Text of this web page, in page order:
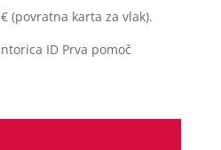
(povratna karta za vlak).
ID Prva pomoč